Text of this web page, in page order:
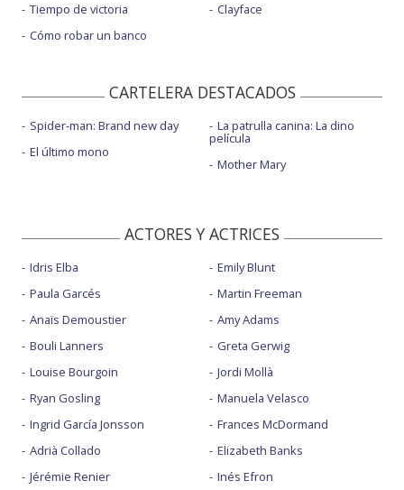
Spot 6
Tiempo de victoria
Cómo robar un banco
Clayface
CARTELERA DESTACADOS
Spider-man: Brand new day
El último mono
La patrulla canina: La dino
película
Mother Mary
ACTORES Y ACTRICES
Idris Elba
Paula Garcés
Anaïs Demoustier
Bouli Lanners
Louise Bourgoin
Ryan Gosling
Ingrid García Jonsson
Adrià Collado
Jérémie Renier
Emily Blunt
Martin Freeman
Amy Adams
Greta Gerwig
Jordi Mollà
Manuela Velasco
Frances McDormand
Elizabeth Banks
Inés Efron